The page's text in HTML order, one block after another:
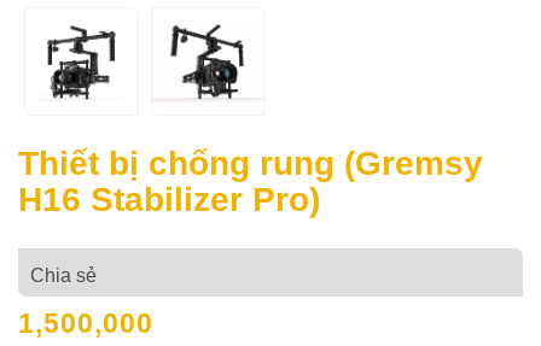
Thiết bị chống rung (Gremsy
H16 Stabilizer Pro)
Chia sẻ
1,500,000